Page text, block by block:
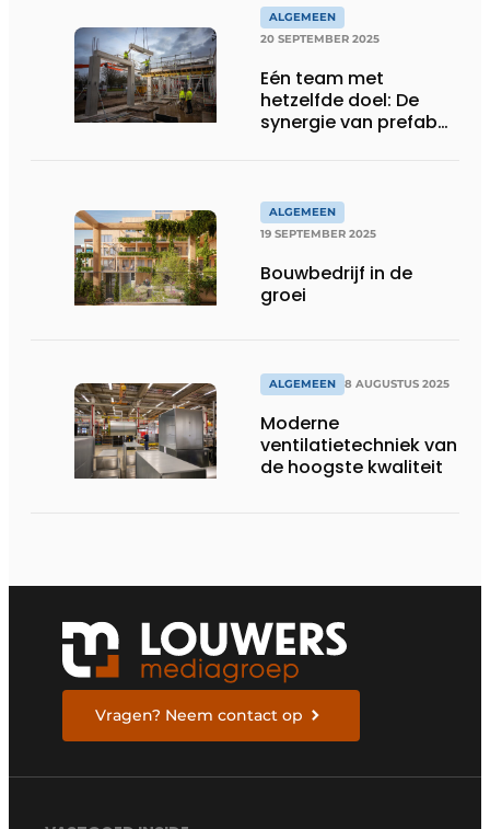
ALGEMEEN
20 SEPTEMBER 2025
Eén team met
hetzelfde doel: De
synergie van prefab
ALGEMEEN
19 SEPTEMBER 2025
Bouwbedrijf in de
groei
ALGEMEEN 8 AUGUSTUS 2025
Moderne
ventilatietechniek van
de hoogste kwaliteit
Vragen? Neem contact op